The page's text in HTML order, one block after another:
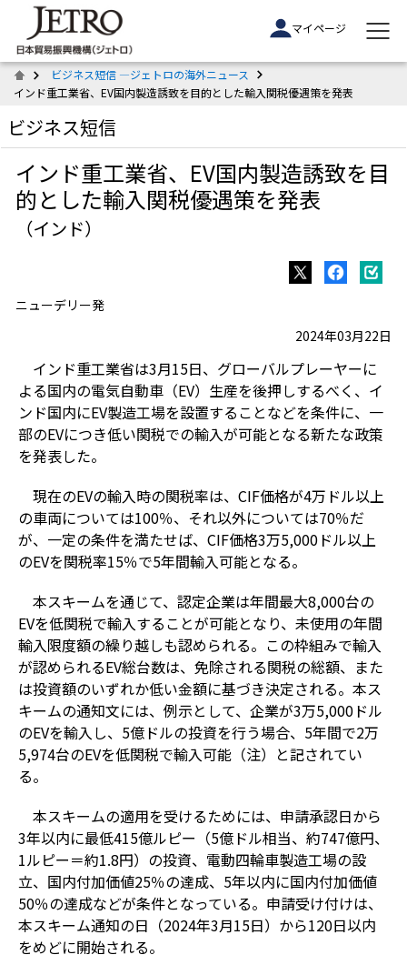
マイページ
ビジネス短信 ―ジェトロの海外ニュース
インド重工業省、EV国内製造誘致を目的とした輸入関税優遇策を発表
ビジネス短信
インド重工業省、EV国内製造誘致を目
的とした輸入関税優遇策を発表
（インド）
ニューデリー発
2024年03月22日
インド重工業省は3月15日、グローバルプレーヤーに
よる国内の電気自動車（EV）生産を後押しするべく、イ
ンド国内にEV製造工場を設置することなどを条件に、一
部のEVにつき低い関税での輸入が可能となる新たな政策
を発表した。
現在のEVの輸入時の関税率は、CIF価格が4万ドル以上
の車両については100％、それ以外については70％だ
が、一定の条件を満たせば、CIF価格3万5,000ドル以上
のEVを関税率15％で5年間輸入可能となる。
本スキームを通じて、認定企業は年間最大8,000台の
EVを低関税で輸入することが可能となり、未使用の年間
輸入限度額の繰り越しも認められる。この枠組みで輸入
が認められるEV総台数は、免除される関税の総額、また
は投資額のいずれか低い金額に基づき決定される。本ス
キームの通知文には、例示として、企業が3万5,000ドル
のEVを輸入し、5億ドルの投資を行う場合、5年間で2万
5,974台のEVを低関税で輸入可能（注）と記されてい
る。
本スキームの適用を受けるためには、申請承認日から
3年以内に最低415億ルピー（5億ドル相当、約747億円、
1ルピー＝約1.8円）の投資、電動四輪車製造工場の設
立、国内付加価値25％の達成、5年以内に国内付加価値
50％の達成などが条件となっている。申請受け付けは、
本スキーム通知の日（2024年3月15日）から120日以内
をめどに開始される。